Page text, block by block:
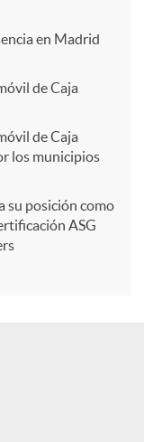
en Madrid
de Caja
de Caja
los municipios
su posición como
ASG